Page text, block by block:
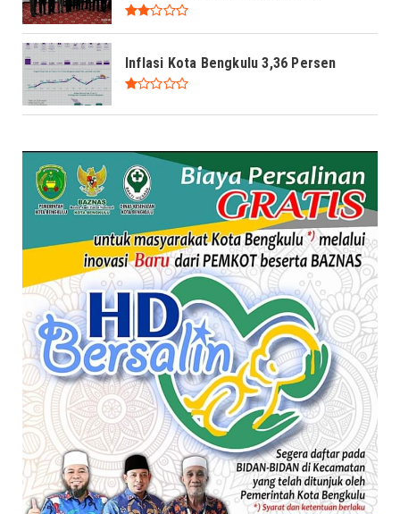
Inflasi Kota Bengkulu 3,36 Persen